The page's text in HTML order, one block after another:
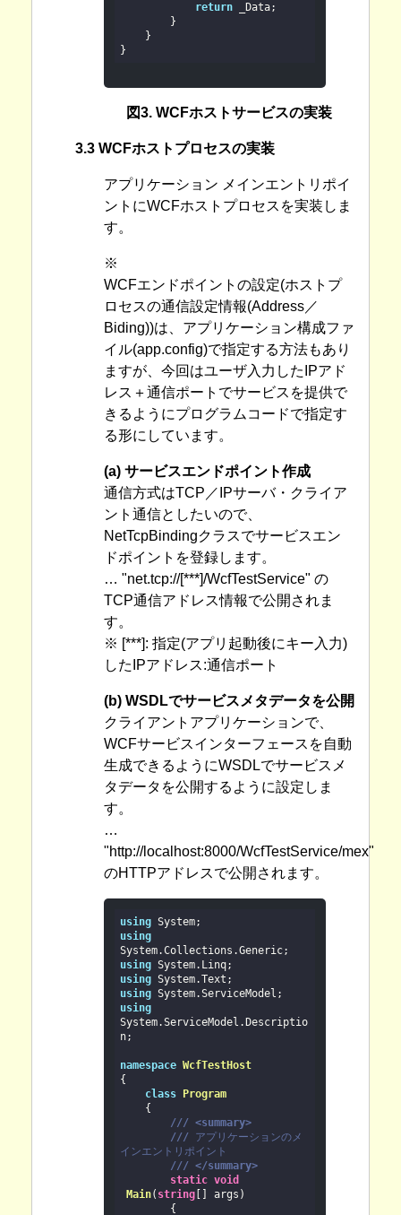
return _Data;
図3. WCFホストサービスの実装
3.3 WCFホストプロセスの実装
アプリケーション メインエントリポイ
ントにWCFホストプロセスを実装しま
す。
※
WCFエンドポイントの設定(ホストプ
ロセスの通信設定情報(Address／
Biding))は、アプリケーション構成ファ
イル(app.config)で指定する方法もあり
ますが、今回はユーザ入力したIPアド
レス＋通信ポートでサービスを提供で
きるようにプログラムコードで指定す
る形にしています。
(a) サービスエンドポイント作成
通信方式はTCP／IPサーバ・クライア
ント通信としたいので、
NetTcpBindingクラスでサービスエン
ドポイントを登録します。
… "net.tcp://[***]/WcfTestService" の
TCP通信アドレス情報で公開されま
す。
※ [***]: 指定(アプリ起動後にキー入力)
したIPアドレス:通信ポート
(b) WSDLでサービスメタデータを公開
クライアントアプリケーションで、
WCFサービスインターフェースを自動
生成できるようにWSDLでサービスメ
タデータを公開するように設定しま
す。
…
"http://localhost:8000/WcfTestService/mex"
のHTTPアドレスで公開されます。
using
using
using
using
using
using
System.ServiceModel.Descriptio
n;
namespace WcfTestHost
{
class
Program
/// <summary>
///
アプリケーションのメ
インエントリポイント
/// </summary>
static void
Main( string[] args )